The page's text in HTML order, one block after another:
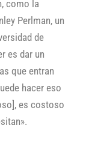
como la
Perlman, un
de
es dar un
que entran
hacer eso
es costoso